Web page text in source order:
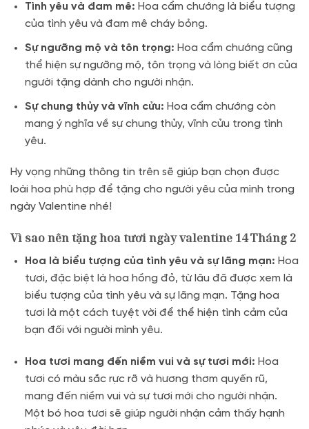
Tình yêu và đam mê: Hoa cẩm chướng là biểu tượng
của tình yêu và đam mê cháy bỏng.
Sự ngưỡng mộ và tôn trọng: Hoa cẩm chướng cũng
thể hiện sự ngưỡng mộ, tôn trọng và lòng biết ơn của
người tặng dành cho người nhận.
Sự chung thủy và vĩnh cửu: Hoa cẩm chướng còn
mang ý nghĩa về sự chung thủy, vĩnh cửu trong tình
yêu.
Hy vọng những thông tin trên sẽ giúp bạn chọn được
loài hoa phù hợp để tặng cho người yêu của mình trong
ngày Valentine nhé!
Vì sao nên tặng hoa tươi ngày valentine 14 Tháng 2
Hoa là biểu tượng của tình yêu và sự lãng mạn: Hoa
tươi, đặc biệt là hoa hồng đỏ, từ lâu đã được xem là
biểu tượng của tình yêu và sự lãng mạn. Tặng hoa
tươi là một cách tuyệt vời để thể hiện tình cảm của
bạn đối với người mình yêu.
Hoa tươi mang đến niềm vui và sự tươi mới: Hoa
tươi có màu sắc rực rỡ và hương thơm quyến rũ,
mang đến niềm vui và sự tươi mới cho người nhận.
Một bó hoa tươi sẽ giúp người nhận cảm thấy hạnh